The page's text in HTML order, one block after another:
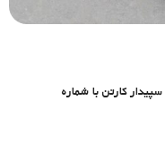
سپیدار کارتن با شماره